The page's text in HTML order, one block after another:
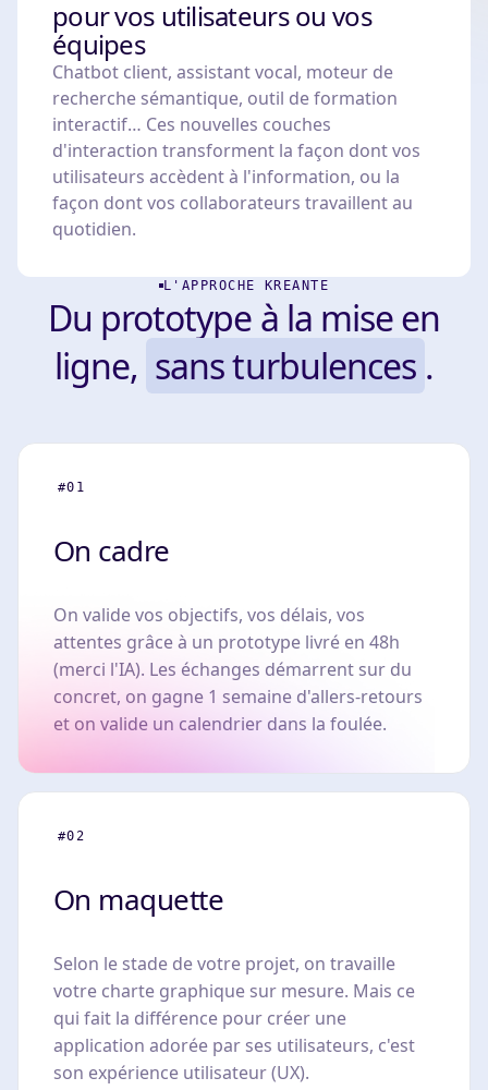
pour vos utilisateurs ou vos
équipes
Chatbot client, assistant vocal, moteur de
recherche sémantique, outil de formation
interactif… Ces nouvelles couches
d'interaction transforment la façon dont vos
utilisateurs accèdent à l'information, ou la
façon dont vos collaborateurs travaillent au
quotidien.
L'APPROCHE KREANTE
Du prototype à la mise en
ligne, sans turbulences .
#01
On cadre
On valide vos objectifs, vos délais, vos
attentes grâce à un prototype livré en 48h
(merci l'IA). Les échanges démarrent sur du
concret, on gagne 1 semaine d'allers-retours
et on valide un calendrier dans la foulée.
#02
On maquette
Selon le stade de votre projet, on travaille
votre charte graphique sur mesure. Mais ce
qui fait la différence pour créer une
application adorée par ses utilisateurs, c'est
son expérience utilisateur (UX).